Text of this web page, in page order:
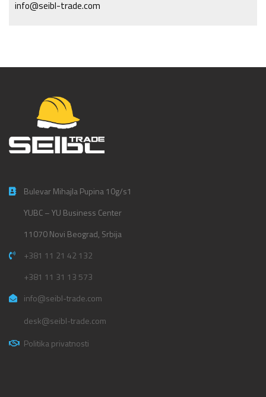
info@seibl-trade.com
Bulevar Mihajla Pupina 10g/s1
YUBC – YU Business Center
11070 Novi Beograd, Srbija
+381 11 21 42 132
+381 11 31 13 573
info@seibl-trade.com
desk@seibl-trade.com
Politika privatnosti